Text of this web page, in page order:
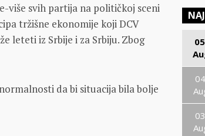
više svih partija na političkoj sceni
tržišne ekonomije koji DCV
leteti iz Srbije i za Srbiju. Zbog
da bi situacija bila bolje